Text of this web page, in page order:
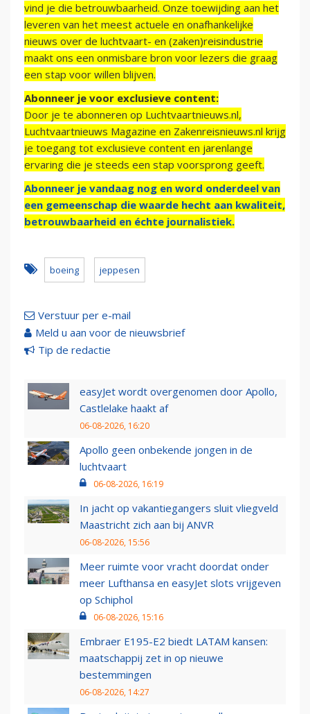
vind je die betrouwbaarheid. Onze toewijding aan het
leveren van het meest actuele en onafhankelijke
nieuws over de luchtvaart- en (zaken)reisindustrie
maakt ons een onmisbare bron voor lezers die graag
een stap voor willen blijven.
Abonneer je voor exclusieve content:
Door je te abonneren op Luchtvaartnieuws.nl,
Luchtvaartnieuws Magazine en Zakenreisnieuws.nl krijg
je toegang tot exclusieve content en jarenlange
ervaring die je steeds een stap voorsprong geeft.
Abonneer je vandaag nog en word onderdeel van
een gemeenschap die waarde hecht aan kwaliteit,
betrouwbaarheid en échte journalistiek.
boeing jeppesen
Verstuur per e-mail
Meld u aan voor de nieuwsbrief
Tip de redactie
easyJet wordt overgenomen door Apollo,
Castlelake haakt af
06-08-2026, 16:20
Apollo geen onbekende jongen in de
luchtvaart
06-08-2026, 16:19
In jacht op vakantiegangers sluit vliegveld
Maastricht zich aan bij ANVR
06-08-2026, 15:56
Meer ruimte voor vracht doordat onder
meer Lufthansa en easyJet slots vrijgeven
op Schiphol
06-08-2026, 15:16
Embraer E195-E2 biedt LATAM kansen:
maatschappij zet in op nieuwe
bestemmingen
06-08-2026, 14:27